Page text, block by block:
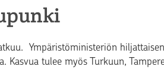
Ympäristöministeriön
Kasvua tulee myös Turkuun,